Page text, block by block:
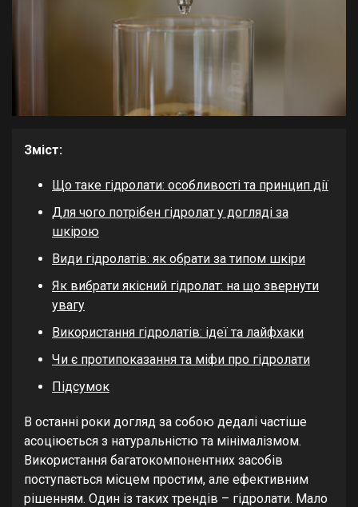
Зміст:
Що таке гідролати: особливості та принцип дії
Для чого потрібен гідролат у догляді за
шкірою
Види гідролатів: як обрати за типом шкіри
Як вибрати якісний гідролат: на що звернути
увагу
Використання гідролатів: ідеї та лайфхаки
Чи є протипоказання та міфи про гідролати
Підсумок
В останні роки догляд за собою дедалі частіше
асоціюється з натуральністю та мінімалізмом.
Використання багатокомпонентних засобів
поступається місцем простим, але ефективним
рішенням. Один із таких трендів – гідролати. Мало